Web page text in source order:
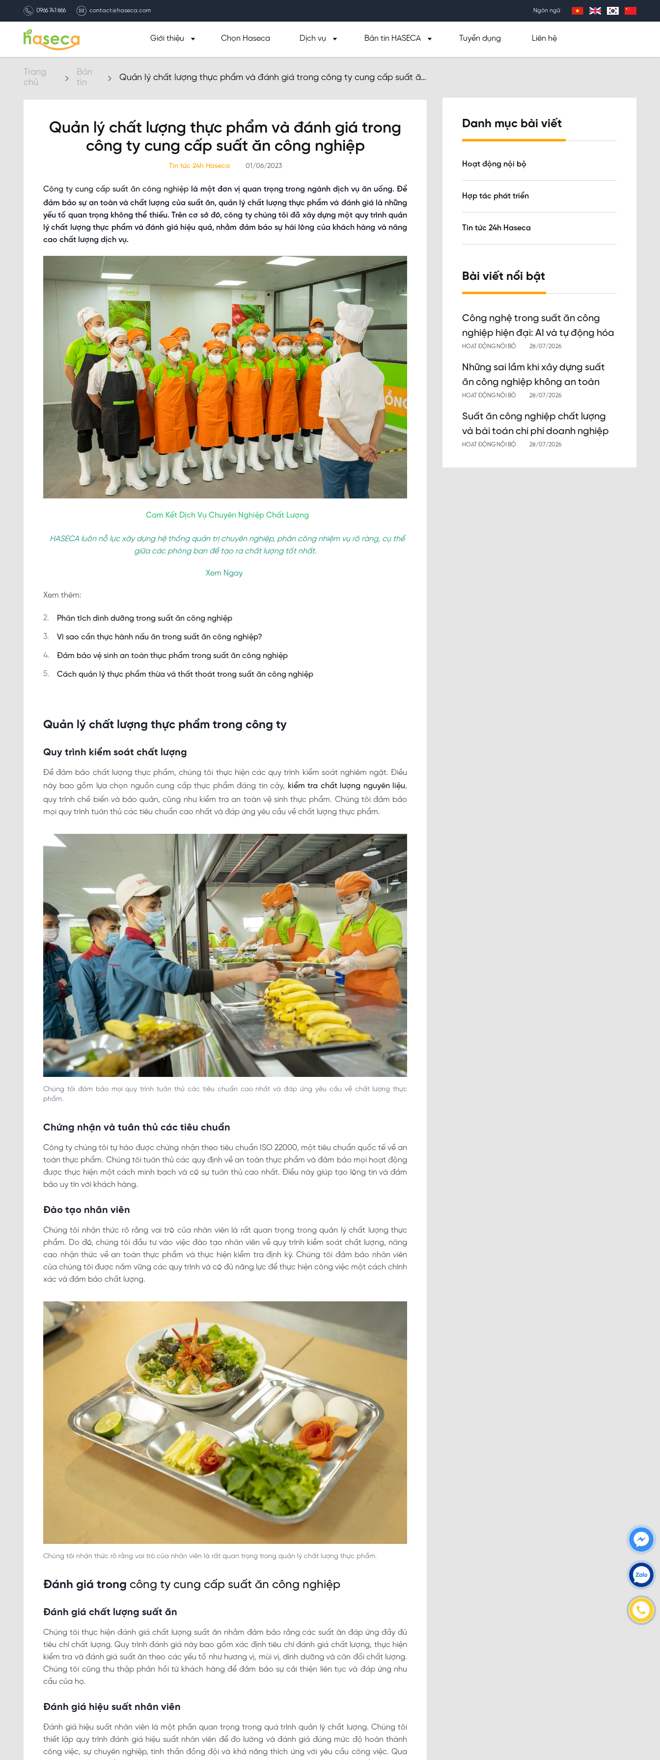
0966 741 866 contact@haseca.com Ngôn ngữ
Giới thiệu Chọn Haseca Dịch vụ Bản tin HASECA Tuyển dụng Liên hệ
Trang
chủ
Bản
tin
Quản lý chất lượng thực phẩm và đánh giá trong công ty cung cấp suất ăn
Quản lý chất lượng thực phẩm và đánh giá trong
công ty cung cấp suất ăn công nghiệp
Tin tức 24h Haseca 01/06/2023
Công ty cung cấp suất ăn công nghiệplà một đơn vị quan trọng trong ngành dịch vụ ăn uống. Để
đảm bảo sự an toàn và chất lượng của suất ăn, quản lý chất lượng thực phẩm và đánh giá là những
yếu tố quan trọng không thể thiếu. Trên cơ sở đó, công ty chúng tôi đã xây dựng một quy trình quản
lý chất lượng thực phẩm và đánh giá hiệu quả, nhằm đảm bảo sự hài lòng của khách hàng và nâng
cao chất lượng dịch vụ.
Cam Kết Dịch Vụ Chuyên Nghiệp Chất Lượng
HASECA luôn nỗ lực xây dựng hệ thống quản trị chuyên nghiệp, phân công nhiệm vụ rõ ràng, cụ thể
giữa các phòng ban để tạo ra chất lượng tốt nhất.
Xem Ngay
Xem thêm:
Phân tích dinh dưỡng trong suất ăn công nghiệp
Vì sao cần thực hành nấu ăn trong suất ăn công nghiệp?
Đảm bảo vệ sinh an toàn thực phẩm trong suất ăn công nghiệp
Cách quản lý thực phẩm thừa và thất thoát trong suất ăn công nghiệp
Quản lý chất lượng thực phẩm trong công ty
Quy trình kiểm soát chất lượng
Để đảm bảo chất lượng thực phẩm, chúng tôi thực hiện các quy trình kiểm soát nghiêm ngặt. Điều
này bao gồm lựa chọn nguồn cung cấp thực phẩm đáng tin cậy, kiểm tra chất lượng nguyên liệu,
quy trình chế biến và bảo quản, cũng như kiểm tra an toàn vệ sinh thực phẩm. Chúng tôi đảm bảo
mọi quy trình tuân thủ các tiêu chuẩn cao nhất và đáp ứng yêu cầu về chất lượng thực phẩm.
Chúng tôi đảm bảo mọi quy trình tuân thủ các tiêu chuẩn cao nhất và đáp ứng yêu cầu về chất lượng thực
phẩm.
Chứng nhận và tuân thủ các tiêu chuẩn
Công ty chúng tôi tự hào được chứng nhận theo tiêu chuẩn ISO 22000, một tiêu chuẩn quốc tế về an
toàn thực phẩm. Chúng tôi tuân thủ các quy định về an toàn thực phẩm và đảm bảo mọi hoạt động
được thực hiện một cách minh bạch và có sự tuân thủ cao nhất. Điều này giúp tạo lòng tin và đảm
bảo uy tín với khách hàng.
Đào tạo nhân viên
Chúng tôi nhận thức rõ rằng vai trò của nhân viên là rất quan trọng trong quản lý chất lượng thực
phẩm. Do đó, chúng tôi đầu tư vào việc đào tạo nhân viên về quy trình kiểm soát chất lượng, nâng
cao nhận thức về an toàn thực phẩm và thực hiện kiểm tra định kỳ. Chúng tôi đảm bảo nhân viên
của chúng tôi được nắm vững các quy trình và có đủ năng lực để thực hiện công việc một cách chính
xác và đảm bảo chất lượng.
Chúng tôi nhận thức rõ rằng vai trò của nhân viên là rất quan trọng trong quản lý chất lượng thực phẩm.
Đánh giá trong công ty cung cấp suất ăn công nghiệp
Đánh giá chất lượng suất ăn
Chúng tôi thực hiện đánh giá chất lượng suất ăn nhằm đảm bảo rằng các suất ăn đáp ứng đầy đủ
tiêu chí chất lượng. Quy trình đánh giá này bao gồm xác định tiêu chí đánh giá chất lượng, thực hiện
kiểm tra và đánh giá suất ăn theo các yếu tố như hương vị, mùi vị, dinh dưỡng và cân đối chất lượng.
Chúng tôi cũng thu thập phản hồi từ khách hàng để đảm bảo sự cải thiện liên tục và đáp ứng nhu
cầu của họ.
Đánh giá hiệu suất nhân viên
Đánh giá hiệu suất nhân viên là một phần quan trọng trong quá trình quản lý chất lượng. Chúng tôi
thiết lập quy trình đánh giá hiệu suất nhân viên để đo lường và đánh giá đúng mức độ hoàn thành
công việc, sự chuyên nghiệp, tinh thần đồng đội và khả năng thích ứng với yêu cầu công việc. Qua
Danh mục bài viết
Hoạt động nội bộ
Hợp tác phát triển
Tin tức 24h Haseca
Bài viết nổi bật
Công nghệ trong suất ăn công
nghiệp hiện đại: AI và tự động hóa
HOẠT ĐỘNG NỘI BỘ 28/07/2026
Những sai lầm khi xây dựng suất
ăn công nghiệp không an toàn
HOẠT ĐỘNG NỘI BỘ 28/07/2026
Suất ăn công nghiệp chất lượng
và bài toán chi phí doanh nghiệp
HOẠT ĐỘNG NỘI BỘ 28/07/2026